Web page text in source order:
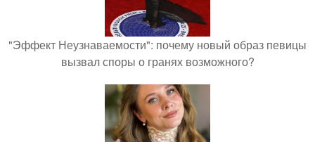
"Эффект Неузнаваемости": почему новый образ певицы
вызвал споры о гранях возможного?